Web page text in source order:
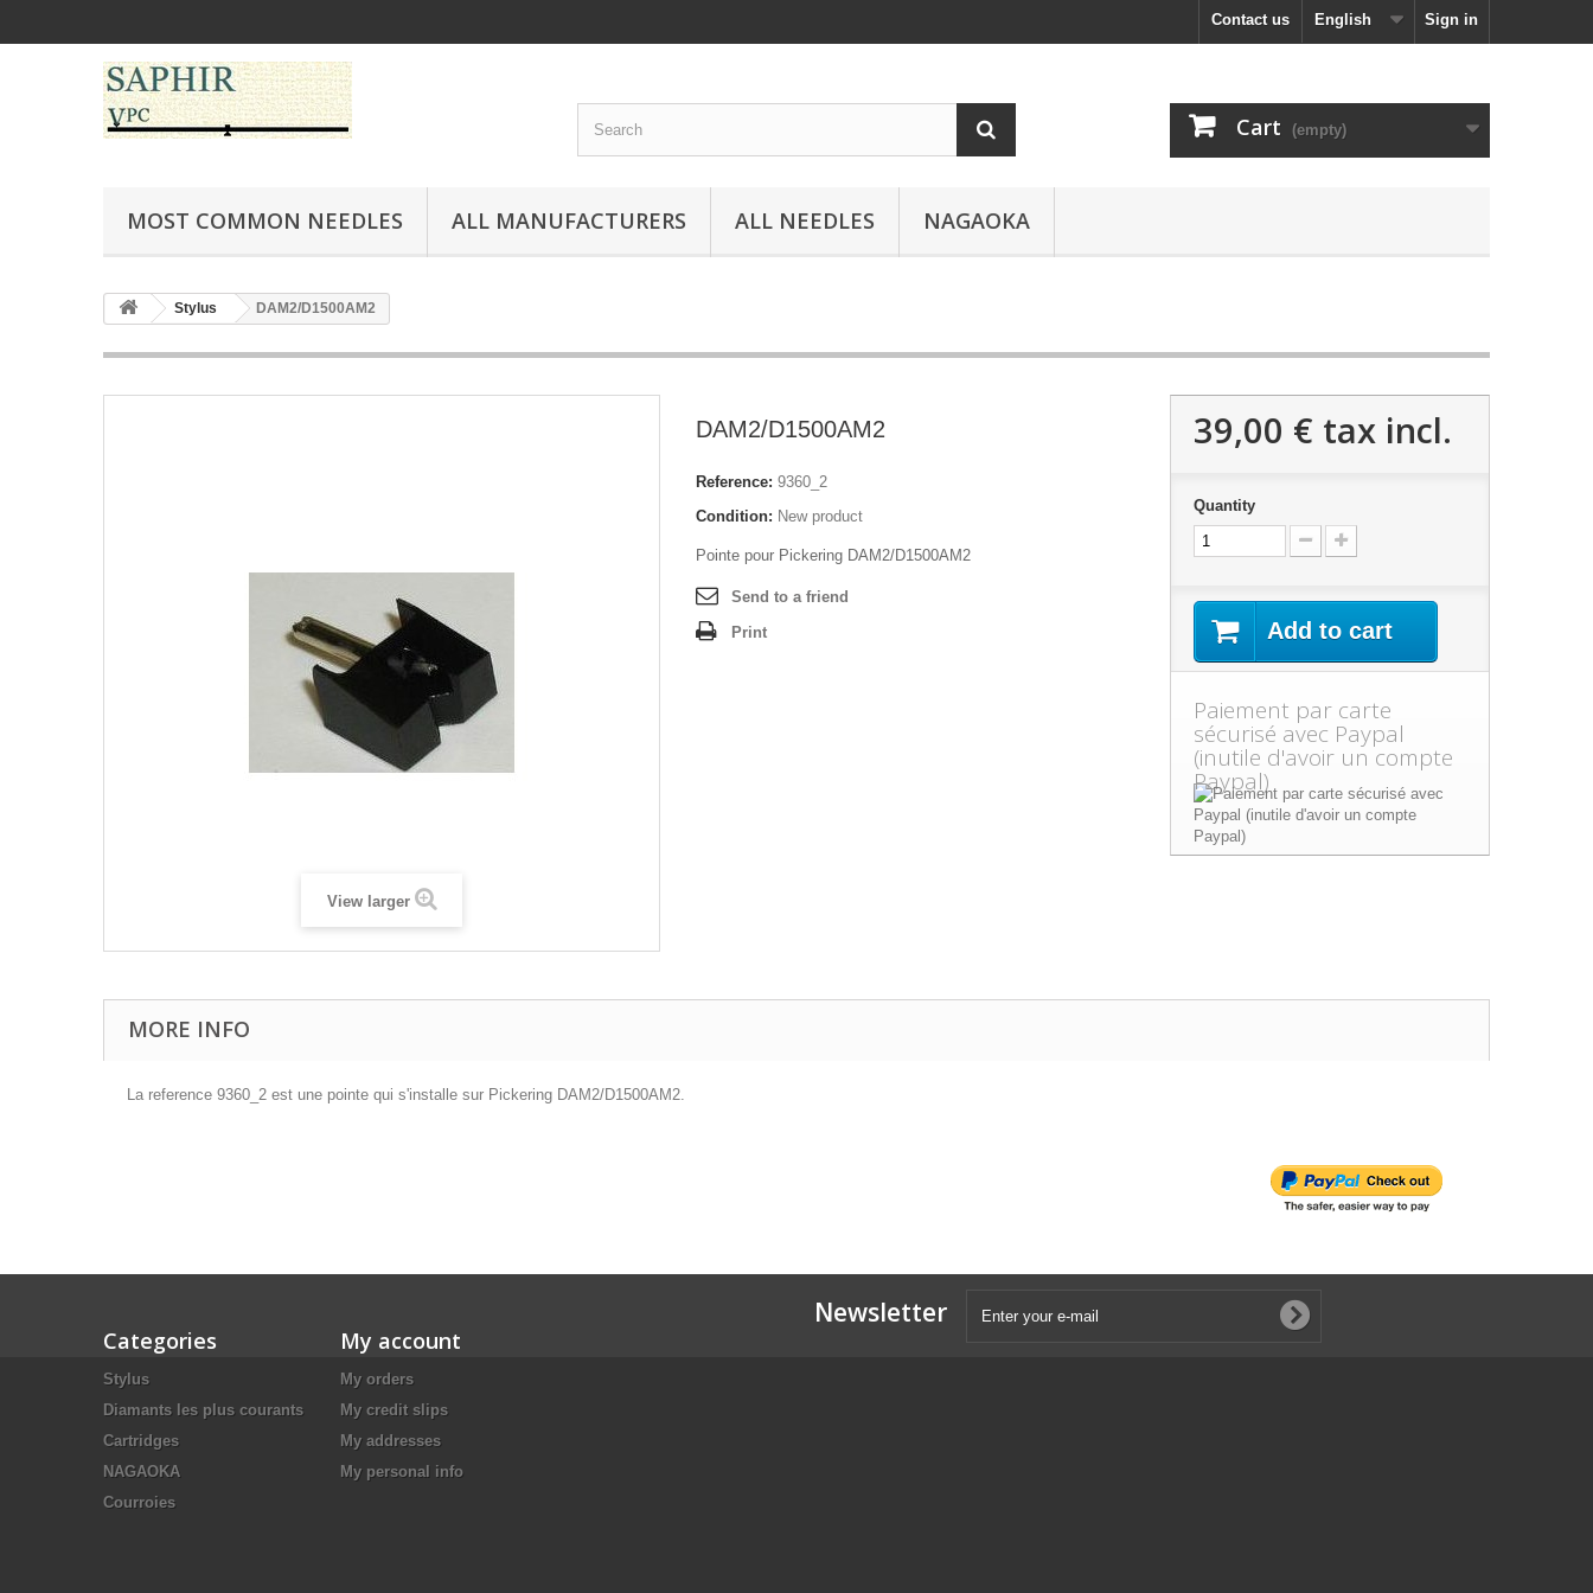
Sign in
English
Contact us
Cart (empty)
MOST COMMON NEEDLES ALL MANUFACTURERS ALL NEEDLES NAGAOKA
Stylus DAM2/D1500AM2
View larger
DAM2/D1500AM2
Reference: 9360_2
Condition: New product
Pointe pour Pickering DAM2/D1500AM2
Send to a friend
Print
39,00 € tax incl.
Quantity
Add to cart
Paiement par carte
sécurisé avec Paypal
(inutile d'avoir un compte
Paypal)
MORE INFO
La reference 9360_2 est une pointe qui s'installe sur Pickering DAM2/D1500AM2.
Categories
Stylus
Diamants les plus courants
Cartridges
NAGAOKA
Courroies
My account
My orders
My credit slips
My addresses
My personal info
Newsletter